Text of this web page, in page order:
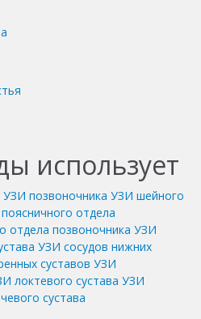
использует
УЗИ позвоночника УЗИ шейного
отдела
отдела позвоночника УЗИ
УЗИ сосудов нижних
суставов УЗИ
локтевого сустава УЗИ
сустава